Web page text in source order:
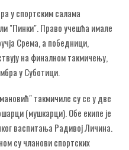
у спортским салама
"Пинки". Право учешћа имале
Срема, а победници,
на финалном такмичењу,
у Суботици.
такмичиле су се у две
(мушкарци). Обе екипе је
васпитања Радивој Личина.
су чланови спортских